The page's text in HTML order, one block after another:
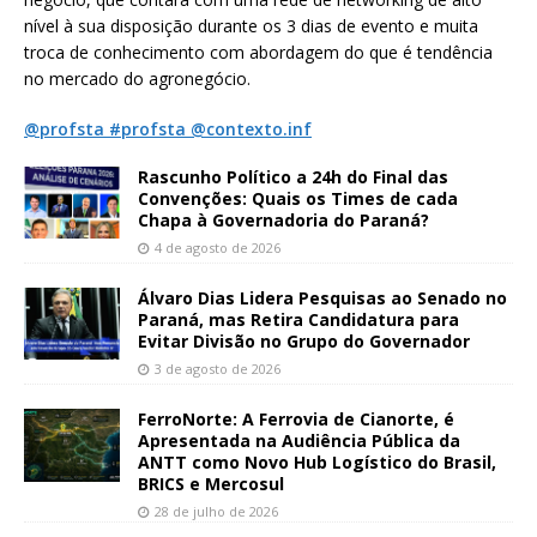
nível à sua disposição durante os 3 dias de evento e muita
troca de conhecimento com abordagem do que é tendência
no mercado do agronegócio.
@profsta #profsta @contexto.inf
Rascunho Político a 24h do Final das
Convenções: Quais os Times de cada
Chapa à Governadoria do Paraná?
4 de agosto de 2026
Álvaro Dias Lidera Pesquisas ao Senado no
Paraná, mas Retira Candidatura para
Evitar Divisão no Grupo do Governador
3 de agosto de 2026
FerroNorte: A Ferrovia de Cianorte, é
Apresentada na Audiência Pública da
ANTT como Novo Hub Logístico do Brasil,
BRICS e Mercosul
28 de julho de 2026